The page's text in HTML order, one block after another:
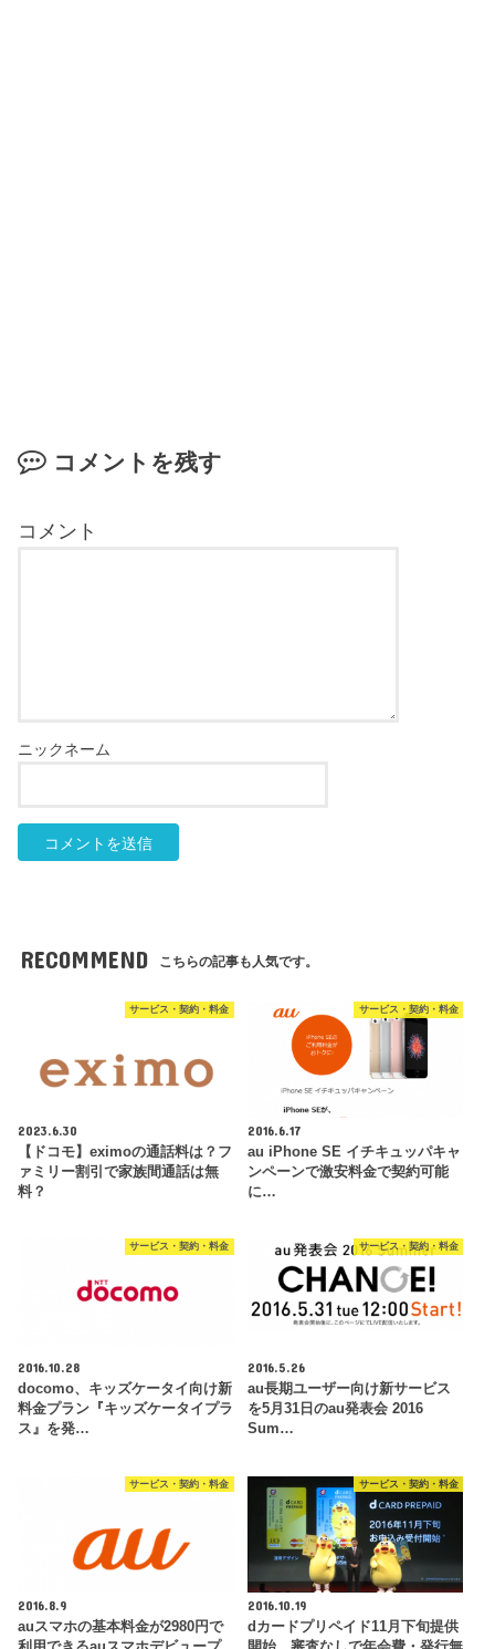
コメントを残す
RECOMMEND こちらの記事も人気です。
サービス・契約・料金
2023.6.30
【ドコモ】eximoの通話料は？フ
ァミリー割引で家族間通話は無
料？
サービス・契約・料金
2016.6.17
au iPhone SE イチキュッパキャ
ンペーンで激安料金で契約可能
に…
サービス・契約・料金
2016.10.28
docomo、キッズケータイ向け新
料金プラン『キッズケータイプラ
ス』を発…
サービス・契約・料金
2016.5.26
au長期ユーザー向け新サービス
を5月31日のau発表会 2016
Sum…
サービス・契約・料金
2016.8.9
auスマホの基本料金が2980円で
サービス・契約・料金
2016.10.19
dカードプリペイド11月下旬提供